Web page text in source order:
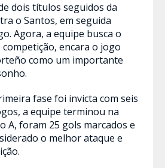
dois títulos seguidos da
o Santos, em seguida
Agora, a equipe busca o
encara o jogo
como um importante
fase foi invicta com seis
a equipe terminou na
A, foram 25 gols marcados e
o melhor ataque e